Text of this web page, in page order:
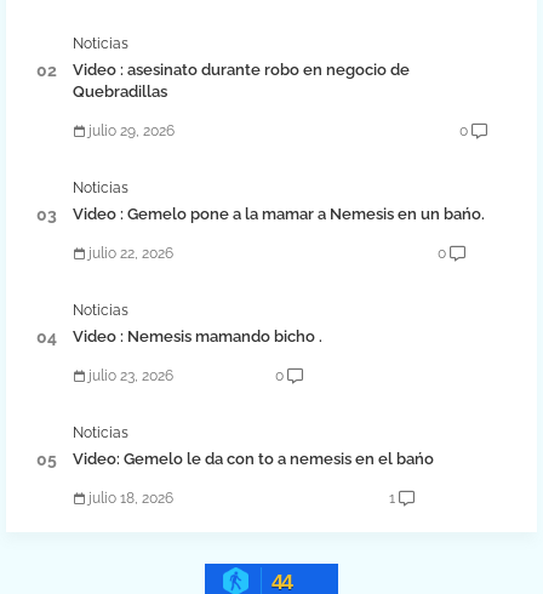
Noticias
Video : asesinato durante robo en negocio de
Quebradillas
julio 29, 2026 0
Noticias
Video : Gemelo pone a la mamar a Nemesis en un bańo.
julio 22, 2026 0
Noticias
Video : Nemesis mamando bicho .
julio 23, 2026 0
Noticias
Video: Gemelo le da con to a nemesis en el bańo
julio 18, 2026 1
44